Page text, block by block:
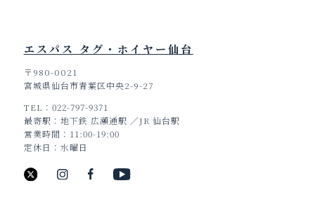
エスパス タグ・ホイヤー仙台
〒980-0021
宮城県仙台市青葉区中央2-9-27
TEL
022-797-9371
最寄駅
地下鉄 広瀬通駅 ／JR 仙台駅
営業時間
11:00-19:00
定休日
水曜日